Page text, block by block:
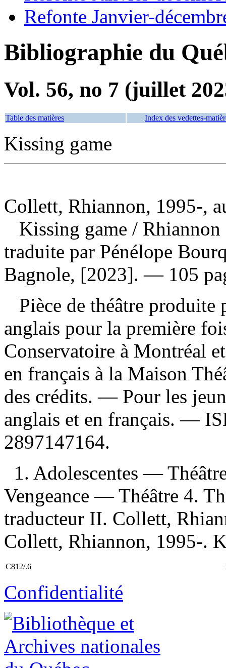
Refonte Janvier-
Bibliographie du
Vol. 56, no 7 (juillet
Table des matières Index des vedettes-
Kissing game
Collett, Rhiannon, 1995-,
Kissing game /
traduite par Pénélope
Bagnole, [2023]. — 105
Pièce de théâtre produite
anglais pour la première
Conservatoire à Montréal
en français à la Maison
des crédits. — Pour les
anglais et en français. —
2897147164.
1. Adolescentes —
Vengeance — Théâtre 4.
traducteur II. Collett,
Collett, Rhiannon, 1995-.
C812/.6
Confidentialité